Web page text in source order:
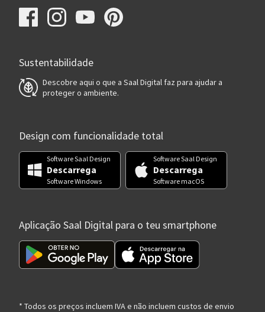
Sustentabilidade
Descobre aqui o que a Saal Digital faz para ajudar a
proteger o ambiente.
Design com funcionalidade total
Software Saal Design
Descarrega
Software Windows
Software Saal Design
Descarrega
Software macOS
Aplicação Saal Digital para o teu smartphone
* Todos os preços incluem IVA e não incluem custos de envio